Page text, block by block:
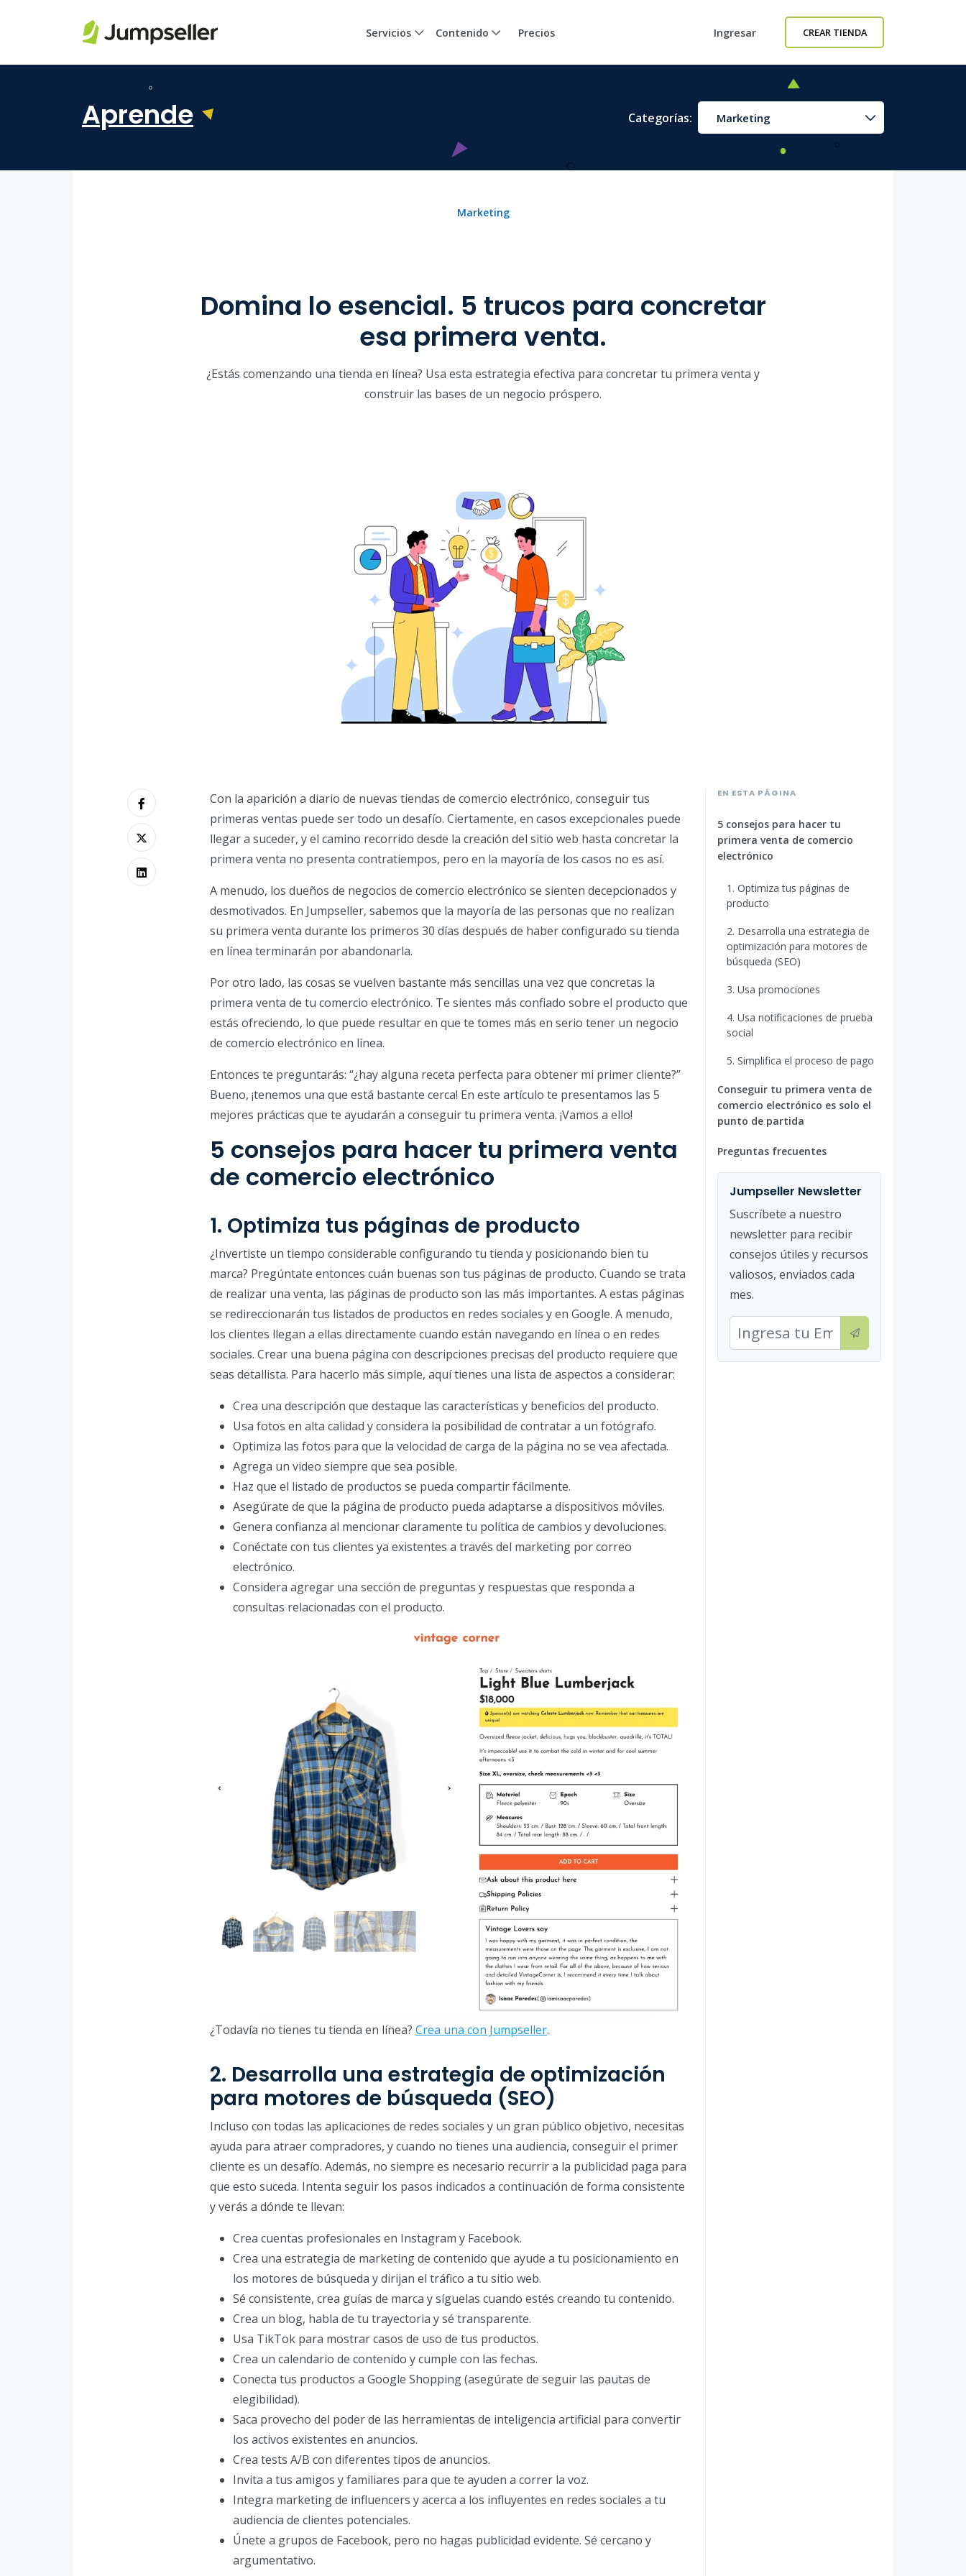
Servicios Contenido Precios Ingresar CREAR TIENDA
Aprende Categorías: Marketing
Marketing
Domina lo esencial. 5 trucos para concretar
esa primera venta.
¿Estás comenzando una tienda en línea? Usa esta estrategia efectiva para concretar tu primera venta y
construir las bases de un negocio próspero.
Con la aparición a diario de nuevas tiendas de comercio electrónico, conseguir tus
primeras ventas puede ser todo un desafío. Ciertamente, en casos excepcionales puede
llegar a suceder, y el camino recorrido desde la creación del sitio web hasta concretar la
primera venta no presenta contratiempos, pero en la mayoría de los casos no es así.
A menudo, los dueños de negocios de comercio electrónico se sienten decepcionados y
desmotivados. En Jumpseller, sabemos que la mayoría de las personas que no realizan
su primera venta durante los primeros 30 días después de haber configurado su tienda
en línea terminarán por abandonarla.
Por otro lado, las cosas se vuelven bastante más sencillas una vez que concretas la
primera venta de tu comercio electrónico. Te sientes más confiado sobre el producto que
estás ofreciendo, lo que puede resultar en que te tomes más en serio tener un negocio
de comercio electrónico en línea.
Entonces te preguntarás: “¿hay alguna receta perfecta para obtener mi primer cliente?”
Bueno, ¡tenemos una que está bastante cerca! En este artículo te presentamos las 5
mejores prácticas que te ayudarán a conseguir tu primera venta. ¡Vamos a ello!
5 consejos para hacer tu primera venta
de comercio electrónico
1. Optimiza tus páginas de producto
¿Invertiste un tiempo considerable configurando tu tienda y posicionando bien tu
marca? Pregúntate entonces cuán buenas son tus páginas de producto. Cuando se trata
de realizar una venta, las páginas de producto son las más importantes. A estas páginas
se redireccionarán tus listados de productos en redes sociales y en Google. A menudo,
los clientes llegan a ellas directamente cuando están navegando en línea o en redes
sociales. Crear una buena página con descripciones precisas del producto requiere que
seas detallista. Para hacerlo más simple, aquí tienes una lista de aspectos a considerar:
Crea una descripción que destaque las características y beneficios del producto.
Usa fotos en alta calidad y considera la posibilidad de contratar a un fotógrafo.
Optimiza las fotos para que la velocidad de carga de la página no se vea afectada.
Agrega un video siempre que sea posible.
Haz que el listado de productos se pueda compartir fácilmente.
Asegúrate de que la página de producto pueda adaptarse a dispositivos móviles.
Genera confianza al mencionar claramente tu política de cambios y devoluciones.
Conéctate con tus clientes ya existentes a través del marketing por correo
electrónico.
Considera agregar una sección de preguntas y respuestas que responda a
consultas relacionadas con el producto.
¿Todavía no tienes tu tienda en línea? Crea una con Jumpseller.
2. Desarrolla una estrategia de optimización
para motores de búsqueda (SEO)
Incluso con todas las aplicaciones de redes sociales y un gran público objetivo, necesitas
ayuda para atraer compradores, y cuando no tienes una audiencia, conseguir el primer
cliente es un desafío. Además, no siempre es necesario recurrir a la publicidad paga para
que esto suceda. Intenta seguir los pasos indicados a continuación de forma consistente
y verás a dónde te llevan:
Crea cuentas profesionales en Instagram y Facebook.
Crea una estrategia de marketing de contenido que ayude a tu posicionamiento en
los motores de búsqueda y dirijan el tráfico a tu sitio web.
Sé consistente, crea guías de marca y síguelas cuando estés creando tu contenido.
Crea un blog, habla de tu trayectoria y sé transparente.
Usa TikTok para mostrar casos de uso de tus productos.
Crea un calendario de contenido y cumple con las fechas.
Conecta tus productos a Google Shopping (asegúrate de seguir las pautas de
elegibilidad).
Saca provecho del poder de las herramientas de inteligencia artificial para convertir
los activos existentes en anuncios.
Crea tests A/B con diferentes tipos de anuncios.
Invita a tus amigos y familiares para que te ayuden a correr la voz.
Integra marketing de influencers y acerca a los influyentes en redes sociales a tu
audiencia de clientes potenciales.
Únete a grupos de Facebook, pero no hagas publicidad evidente. Sé cercano y
argumentativo.
EN ESTA PÁGINA
5 consejos para hacer tu
primera venta de comercio
electrónico
1. Optimiza tus páginas de
producto
2. Desarrolla una estrategia de
optimización para motores de
búsqueda (SEO)
3. Usa promociones
4. Usa notificaciones de prueba
social
5. Simplifica el proceso de pago
Conseguir tu primera venta de
comercio electrónico es solo el
punto de partida
Preguntas frecuentes
Jumpseller Newsletter
Suscríbete a nuestro
newsletter para recibir
consejos útiles y recursos
valiosos, enviados cada
mes.